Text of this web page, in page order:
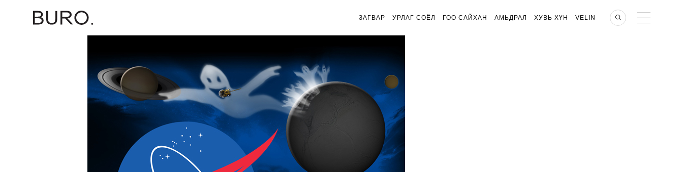
ЗАГВАР УРЛАГ СОЁЛ ГОО САЙХАН АМЬДРАЛ ХУВЬ ХҮН VELIN